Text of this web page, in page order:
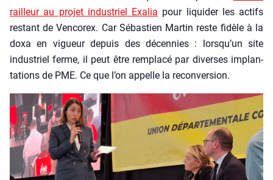
railleur au pro­jet indus­triel Exa­lia pour liqui­der les actifs
res­tant de Ven­co­rex. Car Sébas­tien Mar­tin reste fidèle à la
doxa en vigueur depuis des décen­nies : lorsqu’un site
indus­triel ferme, il peut être rem­pla­cé par diverses implan­
ta­tions de PME. Ce que l’on appelle la recon­ver­sion.